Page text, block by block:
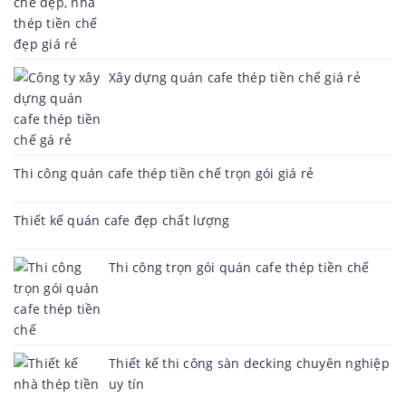
Xây dựng quán cafe thép tiền chế giá rẻ
Thi công quán cafe thép tiền chế trọn gói giá rẻ
Thiết kế quán cafe đẹp chất lượng
Thi công trọn gói quán cafe thép tiền chế
Thiết kế thi công sàn decking chuyên nghiệp
uy tín